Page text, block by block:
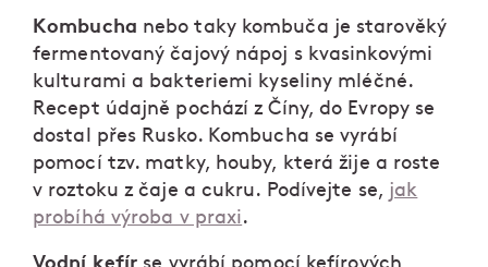
Kombucha nebo taky kombuča je starověký
fermentovaný čajový nápoj s kvasinkovými
kulturami a bakteriemi kyseliny mléčné.
Recept údajně pochází z Číny, do Evropy se
dostal přes Rusko. Kombucha se vyrábí
pomocí tzv. matky, houby, která žije a roste
v roztoku z čaje a cukru. Podívejte se, jak
probíhá výroba v praxi.